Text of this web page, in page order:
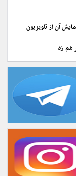
آن از تلویزیون
هم زد